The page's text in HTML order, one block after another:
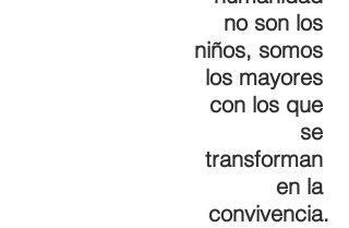
no son los
niños, somos
los mayores
con los que
se
transforman
en la
convivencia.